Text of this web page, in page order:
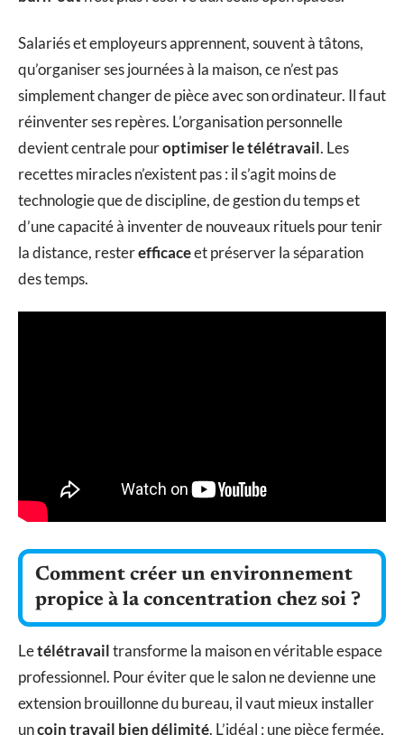
Salariés et employeurs apprennent, souvent à tâtons,
qu’organiser ses journées à la maison, ce n’est pas
simplement changer de pièce avec son ordinateur. Il faut
réinventer ses repères. L’organisation personnelle
devient centrale pouroptimiser le télétravail. Les
recettes miracles n’existent pas : il s’agit moins de
technologie que de discipline, de gestion du temps et
d’une capacité à inventer de nouveaux rituels pour tenir
la distance, resterefficaceet préserver la séparation
des temps.
Comment créer un environnement
propice à la concentration chez soi ?
Letélétravailtransforme la maison en véritable espace
professionnel. Pour éviter que le salon ne devienne une
extension brouillonne du bureau, il vaut mieux installer
uncoin travail bien délimité. L’idéal : une pièce fermée,